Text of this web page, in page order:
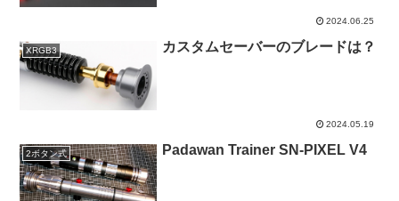
2024.06.25
XRGB3 カスタムセーバーのブレードは？
2024.05.19
2ボタン式 Padawan Trainer SN-PIXEL V4